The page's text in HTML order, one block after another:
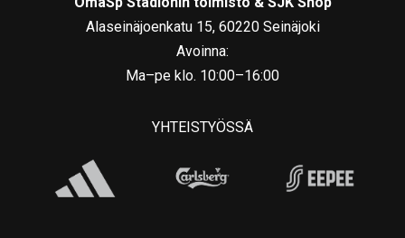
Alaseinäjoenkatu 15, 60220 Seinäjoki
Avoinna:
Ma–pe klo. 10:00–16:00
YHTEISTYÖSSÄ